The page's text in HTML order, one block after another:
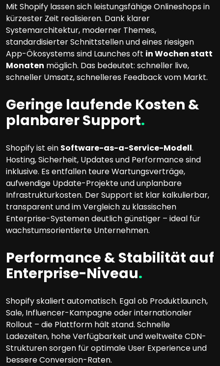
Mit Shopify lassen sich leistungsfähige Onlineshops in
kürzester Zeit realisieren. Dank klarer
Systemarchitektur, moderner Themes,
standardisierter Schnittstellen und eines riesigen
App-Ökosystems sind Launches oft in Wochen statt
Monaten möglich. Das bedeutet: schneller live,
schneller Umsatz, schnelleres Feedback vom Markt.
Geringe laufende Kosten &
planbarer Support.
Shopify ist ein Software-as-a-Service-Modell.
Hosting, Sicherheit, Updates und Performance sind
inklusive. Es entfallen teure Wartungsverträge,
aufwendige Update-Projekte und unplanbare
Infrastrukturkosten. Der Support ist klar kalkulierbar,
transparent und im Vergleich zu klassischen
Enterprise-Systemen deutlich günstiger – ideal für
wachstumsorientierte Unternehmen.
Performance & Stabilität auf
Enterprise-Niveau.
Shopify skaliert automatisch. Egal ob Produktlaunch,
Sale, Influencer-Kampagne oder internationaler
Rollout – die Plattform hält stand. Schnelle
Ladezeiten, hohe Verfügbarkeit und weltweite CDN-
Strukturen sorgen für optimale User Experience und
bessere Conversion-Raten.